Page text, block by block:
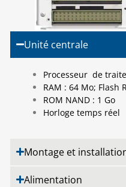
Unité centrale
Processeur de
RAM : 64 Mo; Flash
ROM NAND : 1 Go
Horloge temps réel
Montage et
Alimentation